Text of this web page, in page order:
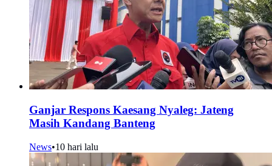
Ganjar Respons Kaesang Nyaleg: Jateng
Masih Kandang Banteng
News•10 hari lalu